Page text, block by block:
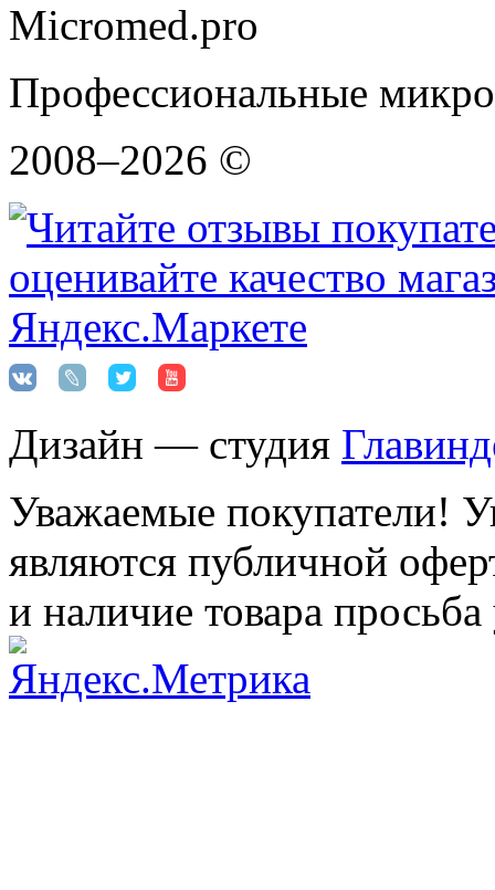
Micromed.pro
Профессиональные
2008–2026 ©
Дизайн — студия
Уважаемые покупатели!
являются публичной
и наличие товара